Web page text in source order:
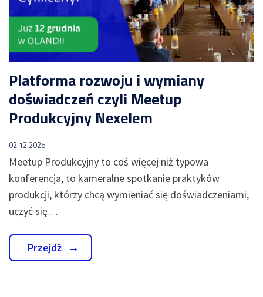
Moduły
Nexelem
Twój
ERP
dla
produkcji
Zapisz
na
Meetup
Produkcyjny
Sprawdź
Demo
produkcji
WMS
WYDAJNOŚĆ
PRODUKCJI
System
monitorowania
oraz
linii
(IOT)
System
monitorowania
OEE
Dashboardy
KPI
Cyfrowa
Automatyzacja
kalkulacji
zleceń
produkcyjnych
w
firmie
Etyflex
producenta
etykiet
oraz
opakowań
Jak
skutecznie
zarządzać
safety
stockami?
Obniżenie
kosztów
operacyjnych
w
firmie
grupy
Platforma rozwoju i wymiany
doświadczeń czyli Meetup
Produkcyjny Nexelem
02.12.2025
Meetup Produkcyjny to coś więcej niż typowa
konferencja, to kameralne spotkanie praktyków
produkcji, którzy chcą wymieniać się doświadczeniami,
uczyć się…
Przejdź